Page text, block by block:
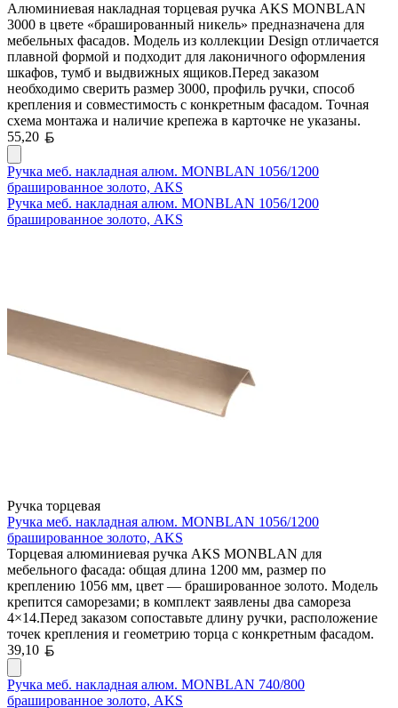
Алюминиевая накладная торцевая ручка AKS MONBLAN
3000 в цвете «брашированный никель» предназначена для
мебельных фасадов. Модель из коллекции Design отличается
плавной формой и подходит для лаконичного оформления
шкафов, тумб и выдвижных ящиков.Перед заказом
необходимо сверить размер 3000, профиль ручки, способ
крепления и совместимость с конкретным фасадом. Точная
схема монтажа и наличие крепежа в карточке не указаны.
55,20
Ручка меб. накладная алюм. MONBLAN 1056/1200
брашированное золото, AKS
Ручка меб. накладная алюм. MONBLAN 1056/1200
брашированное золото, AKS
Ручка торцевая
Ручка меб. накладная алюм. MONBLAN 1056/1200
брашированное золото, AKS
Торцевая алюминиевая ручка AKS MONBLAN для
мебельного фасада: общая длина 1200 мм, размер по
креплению 1056 мм, цвет — брашированное золото. Модель
крепится саморезами; в комплект заявлены два самореза
4×14.Перед заказом сопоставьте длину ручки, расположение
точек крепления и геометрию торца с конкретным фасадом.
39,10
Ручка меб. накладная алюм. MONBLAN 740/800
брашированное золото, AKS